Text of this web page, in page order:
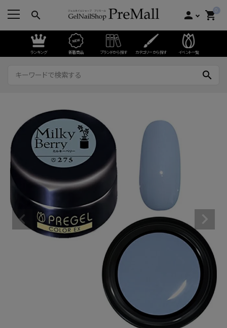
search person 0
shopping_cart
ランキング 新着商品 ブランドから探す カテゴリーから探す イベント一覧
search